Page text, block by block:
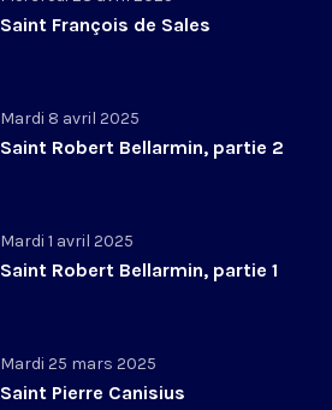
Saint François de Sales
Mardi 8 avril 2025
Saint Robert Bellarmin, partie 2
Mardi 1 avril 2025
Saint Robert Bellarmin, partie 1
Mardi 25 mars 2025
Saint Pierre Canisius